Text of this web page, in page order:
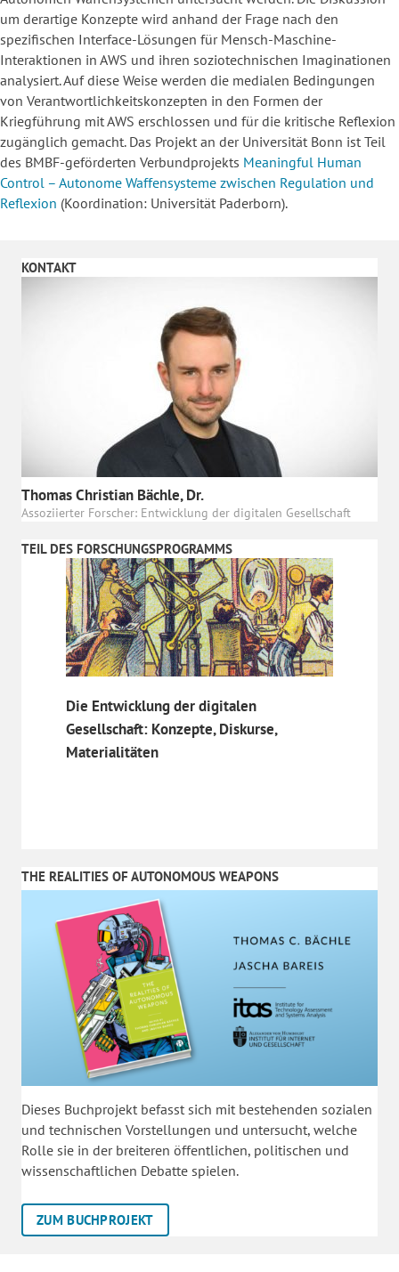
um derartige Konzepte wird anhand der Frage nach den
spezifischen Interface-Lösungen für Mensch-Maschine-
Interaktionen in AWS und ihren soziotechnischen Imaginationen
analysiert. Auf diese Weise werden die medialen Bedingungen
von Verantwortlichkeitskonzepten in den Formen der
Kriegführung mit AWS erschlossen und für die kritische Reflexion
zugänglich gemacht. Das Projekt an der Universität Bonn ist Teil
des BMBF-geförderten Verbundprojekts Meaningful Human
Control – Autonome Waffensysteme zwischen Regulation und
Reflexion (Koordination: Universität Paderborn).
KONTAKT
Thomas Christian Bächle, Dr.
Assoziierter Forscher: Entwicklung der digitalen Gesellschaft
TEIL DES FORSCHUNGSPROGRAMMS
Die Entwicklung der digitalen
Gesellschaft: Konzepte, Diskurse,
Materialitäten
THE REALITIES OF AUTONOMOUS WEAPONS
Dieses Buchprojekt befasst sich mit bestehenden sozialen
und technischen Vorstellungen und untersucht, welche
Rolle sie in der breiteren öffentlichen, politischen und
wissenschaftlichen Debatte spielen.
ZUM BUCHPROJEKT